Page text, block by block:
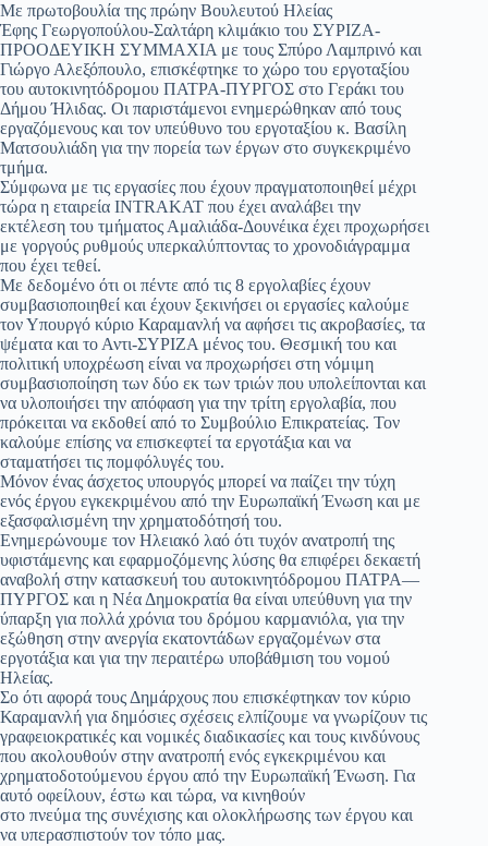
Με πρωτοβουλία της πρώην Βουλευτού Ηλείας
Έφης Γεωργοπούλου-Σαλτάρη κλιμάκιο του ΣΥΡΙΖΑ-
ΠΡΟΟΔΕΥΙΚΗ ΣΥΜΜΑΧΙΑ με τους Σπύρο Λαμπρινό και
Γιώργο Αλεξόπουλο, επισκέφτηκε το χώρο του εργοταξίου
του αυτοκινητόδρομου ΠΑΤΡΑ-ΠΥΡΓΟΣ στο Γεράκι του
Δήμου Ήλιδας. Οι παριστάμενοι ενημερώθηκαν από τους
εργαζόμενους και τον υπεύθυνο του εργοταξίου κ. Βασίλη
Ματσουλιάδη για την πορεία των έργων στο συγκεκριμένο
τμήμα.
Σύμφωνα με τις εργασίες που έχουν πραγματοποιηθεί μέχρι
τώρα η εταιρεία INTRAKAT που έχει αναλάβει την
εκτέλεση του τμήματος Αμαλιάδα-Δουνέικα έχει προχωρήσει
με γοργούς ρυθμούς υπερκαλύπτοντας το χρονοδιάγραμμα
που έχει τεθεί.
Με δεδομένο ότι οι πέντε από τις 8 εργολαβίες έχουν
συμβασιοποιηθεί και έχουν ξεκινήσει οι εργασίες καλούμε
τον Υπουργό κύριο Καραμανλή να αφήσει τις ακροβασίες, τα
ψέματα και το Αντι-ΣΥΡΙΖΑ μένος του. Θεσμική του και
πολιτική υποχρέωση είναι να προχωρήσει στη νόμιμη
συμβασιοποίηση των δύο εκ των τριών που υπολείπονται και
να υλοποιήσει την απόφαση για την τρίτη εργολαβία, που
πρόκειται να εκδοθεί από το Συμβούλιο Επικρατείας. Τον
καλούμε επίσης να επισκεφτεί τα εργοτάξια και να
σταματήσει τις πομφόλυγές του.
Μόνον ένας άσχετος υπουργός μπορεί να παίζει την τύχη
ενός έργου εγκεκριμένου από την Ευρωπαϊκή Ένωση και με
εξασφαλισμένη την χρηματοδότησή του.
Ενημερώνουμε τον Ηλειακό λαό ότι τυχόν ανατροπή της
υφιστάμενης και εφαρμοζόμενης λύσης θα επιφέρει δεκαετή
αναβολή στην κατασκευή του αυτοκινητόδρομου ΠΑΤΡΑ—
ΠΥΡΓΟΣ και η Νέα Δημοκρατία θα είναι υπεύθυνη για την
ύπαρξη για πολλά χρόνια του δρόμου καρμανιόλα, για την
εξώθηση στην ανεργία εκατοντάδων εργαζομένων στα
εργοτάξια και για την περαιτέρω υποβάθμιση του νομού
Ηλείας.
Σο ότι αφορά τους Δημάρχους που επισκέφτηκαν τον κύριο
Καραμανλή για δημόσιες σχέσεις ελπίζουμε να γνωρίζουν τις
γραφειοκρατικές και νομικές διαδικασίες και τους κινδύνους
που ακολουθούν στην ανατροπή ενός εγκεκριμένου και
χρηματοδοτούμενου έργου από την Ευρωπαϊκή Ένωση. Για
αυτό οφείλουν, έστω και τώρα, να κινηθούν
στο πνεύμα της συνέχισης και ολοκλήρωσης των έργου και
να υπερασπιστούν τον τόπο μας.